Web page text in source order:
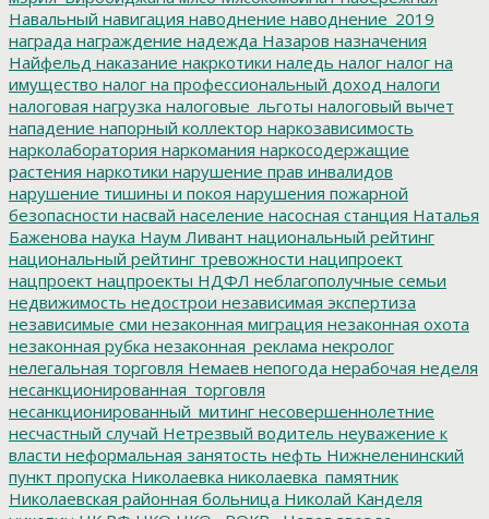
Навальный навигация наводнение наводнение_2019
награда награждение надежда Назаров назначения
Найфельд наказание накркотики наледь налог налог на
имущество налог на профессиональный доход налоги
налоговая нагрузка налоговые_льготы налоговый вычет
нападение напорный коллектор наркозависимость
нарколаборатория наркомания наркосодержащие
растения наркотики нарушение прав инвалидов
нарушение тишины и покоя нарушения пожарной
безопасности насвай население насосная станция Наталья
Баженова наука Наум Ливант национальный рейтинг
национальный рейтинг тревожности наципроект
нацпроект нацпроекты НДФЛ неблагополучные семьи
недвижимость недострои независимая экспертиза
независимые сми незаконная миграция незаконная охота
незаконная рубка незаконная_реклама некролог
нелегальная торговля Немаев непогода нерабочая неделя
несанкционированная_торговля
несанкционированный_митинг несовершеннолетние
несчастный случай Нетрезвый водитель неуважение к
власти неформальная занятость нефть Нижнеленинский
пункт пропуска Николаевка николаевка_памятник
Николаевская районная больница Николай Канделя